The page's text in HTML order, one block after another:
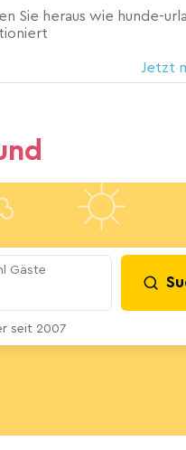
Sie heraus wie hunde-
Jetzt
Gäste
seit 2007